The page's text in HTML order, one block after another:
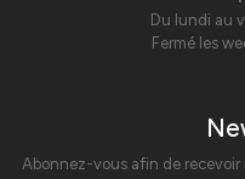
Du lundi au
Fermé les
Abonnez-vous afin de recevoir